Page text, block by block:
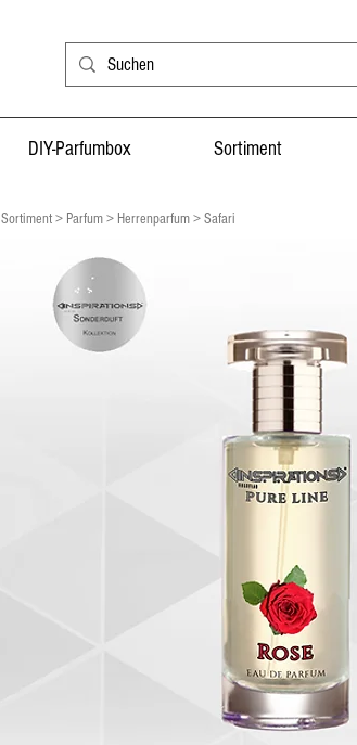
DIY-Parfumbox Sortiment
Sortiment > Parfum > Herrenparfum > Safari